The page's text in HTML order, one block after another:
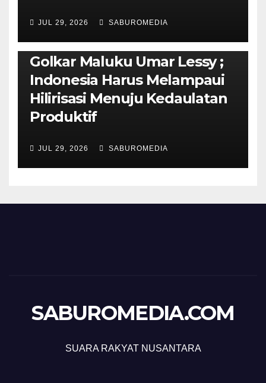
JUL 29, 2026 SABUROMEDIA
PENDIDIKAN & OLAHRAGA THE MOLUCCAS
Isi Materi LK-III HMI, Ketua
Golkar Maluku Umar Lessy ;
Indonesia Harus Melampaui
Hilirisasi Menuju Kedaulatan
Produktif
JUL 29, 2026 SABUROMEDIA
SABUROMEDIA.COM
SUARA RAKYAT NUSANTARA